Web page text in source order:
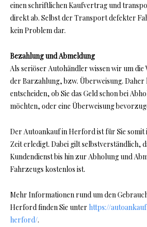
einen schriftlichen Kaufvertrag und
direkt ab. Selbst der Transport defekter
kein Problem dar.
Bezahlung und Abmeldung
Als seriöser Autohändler wissen wir um
der Barzahlung, bzw. Überweisung. Daher
entscheiden, ob Sie das Geld schon bei
möchten, oder eine Überweisung
Der Autoankauf in Herford ist für Sie
Zeit erledigt. Dabei gilt selbstverständlich,
Kundendienst bis hin zur Abholung und
Fahrzeugs kostenlos ist.
Mehr Informationen rund um den
Herford finden Sie unter https://
herford/.